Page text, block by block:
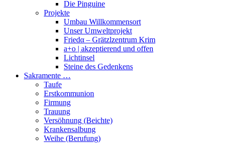
Die Pinguine
Projekte
Umbau Willkommensort
Unser Umweltprojekt
Friedα – Grätzlzentrum Krim
a+o | akzeptierend und offen
Lichtinsel
Steine des Gedenkens
Sakramente …
Taufe
Erstkommunion
Firmung
Trauung
Versöhnung (Beichte)
Krankensalbung
Weihe (Berufung)